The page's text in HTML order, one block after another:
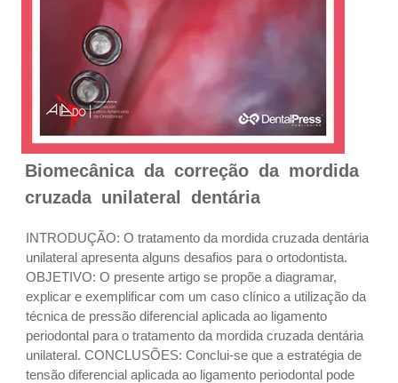
Biomecânica da correção da mordida
cruzada unilateral dentária
INTRODUÇÃO: O tratamento da mordida cruzada dentária
unilateral apresenta alguns desafios para o ortodontista.
OBJETIVO: O presente artigo se propõe a diagramar,
explicar e exemplificar com um caso clínico a utilização da
técnica de pressão diferencial aplicada ao ligamento
periodontal para o tratamento da mordida cruzada dentária
unilateral. CONCLUSÕES: Conclui-se que a estratégia de
tensão diferencial aplicada ao ligamento periodontal pode